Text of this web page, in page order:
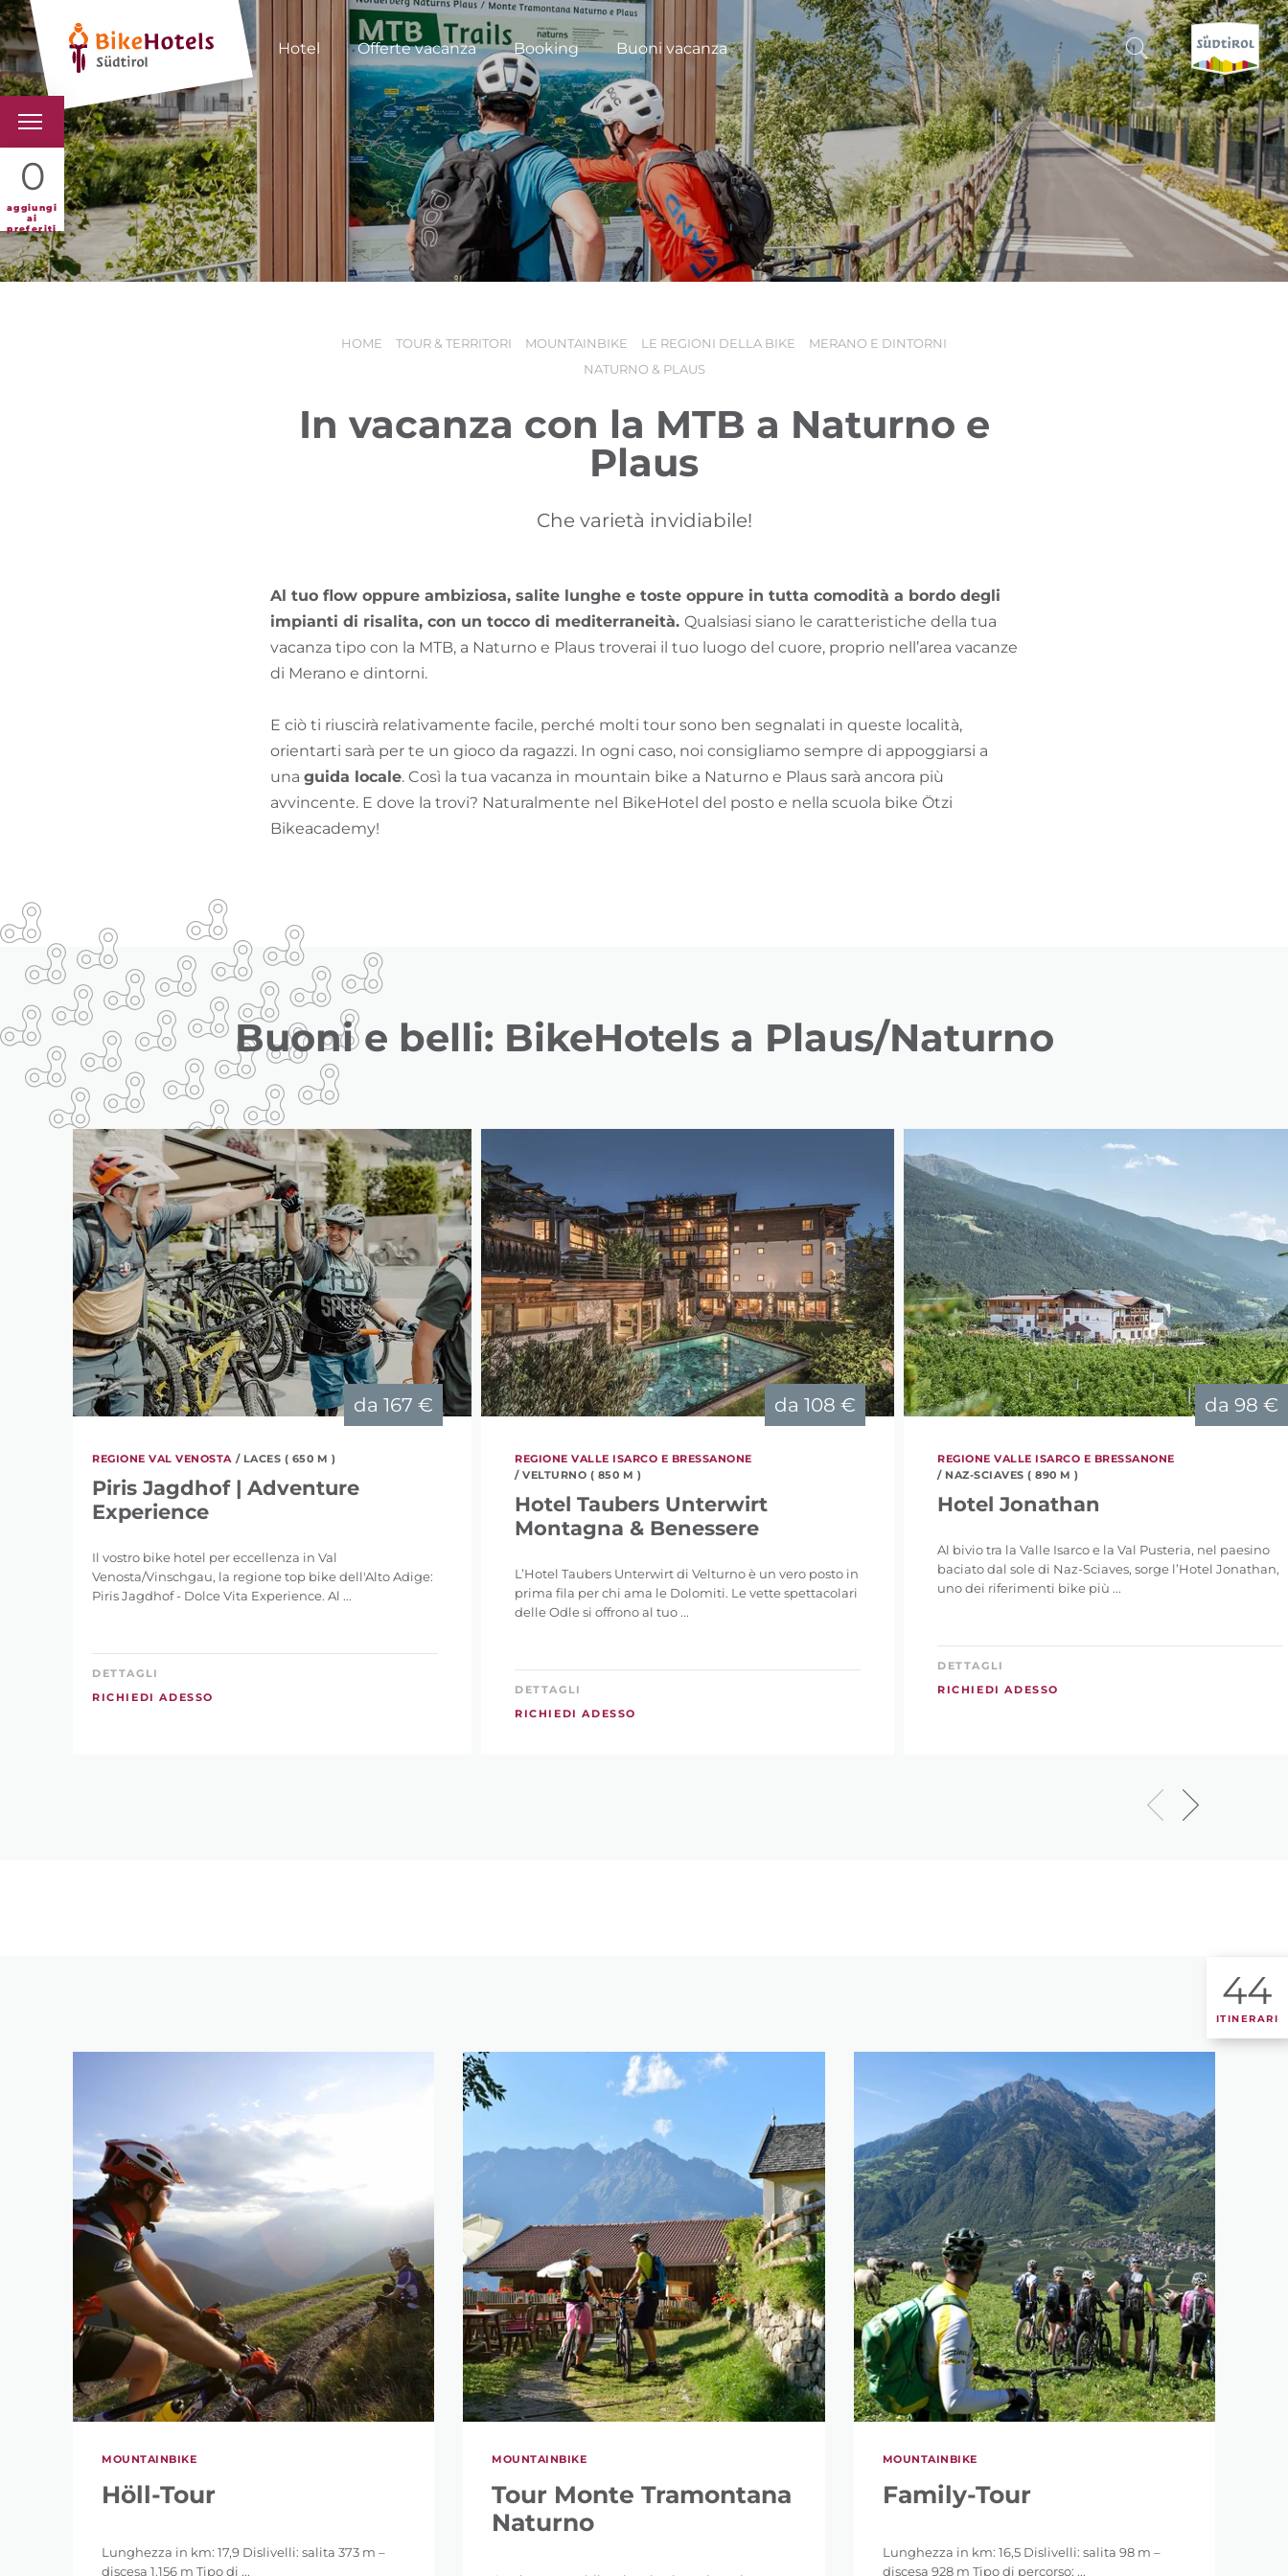
Hotel Offerte vacanza Booking Buoni vacanza
0
aggiungi
ai
preferiti
BIKEHOTELS
HOTELS & PACCHETTI
TOUR & TERRITORI
CERCA E PRENOTA
SCOPRI L'ALTO ADIGE
QUANDO?
HOME TOUR & TERRITORI MOUNTAINBIKE LE REGIONI DELLA BIKE
MERANO E DINTORNI
NATURNO & PLAUS
In vacanza con la MTB a Naturno e
Plaus
Che varietà invidiabile!
Al tuo flow oppure ambiziosa, salite lunghe e toste oppure in tutta comodità a bordo degli
impianti di risalita, con un tocco di mediterraneità. Qualsiasi siano le caratteristiche della tua
vacanza tipo con la MTB, a Naturno e Plaus troverai il tuo luogo del cuore, proprio nell’area vacanze
di Merano e dintorni.
E ciò ti riuscirà relativamente facile, perché molti tour sono ben segnalati in queste località,
orientarti sarà per te un gioco da ragazzi. In ogni caso, noi consigliamo sempre di appoggiarsi a
una guida locale. Così la tua vacanza in mountain bike a Naturno e Plaus sarà ancora più
avvincente. E dove la trovi? Naturalmente nel BikeHotel del posto e nella scuola bike Ötzi
Bikeacademy!
Buoni e belli: BikeHotels a Plaus/Naturno
da 167 €
REGIONE VAL VENOSTA / LACES ( 650 M )
Piris Jagdhof | Adventure
Experience
Il vostro bike hotel per eccellenza in Val
Venosta/Vinschgau, la regione top bike dell'Alto Adige:
Piris Jagdhof - Dolce Vita Experience. Al ...
DETTAGLI
RICHIEDI ADESSO
da 108 €
REGIONE VALLE ISARCO E BRESSANONE
/ VELTURNO ( 850 M )
Hotel Taubers Unterwirt
Montagna & Benessere
L’Hotel Taubers Unterwirt di Velturno è un vero posto in
prima fila per chi ama le Dolomiti. Le vette spettacolari
delle Odle si offrono al tuo ...
DETTAGLI
RICHIEDI ADESSO
da 98 €
REGIONE VALLE ISARCO E BRESSANONE
/ NAZ-SCIAVES ( 890 M )
Hotel Jonathan
Al bivio tra la Valle Isarco e la Val Pusteria, nel paesino
baciato dal sole di Naz-Sciaves, sorge l’Hotel Jonathan,
uno dei riferimenti bike più ...
DETTAGLI
RICHIEDI ADESSO
44
ITINERARI
MOUNTAINBIKE
Höll-Tour
Lunghezza in km: 17,9 Dislivelli: salita 373 m –
discesa 1.156 m Tipo di ...
MOUNTAINBIKE
Tour Monte Tramontana
Naturno
MOUNTAINBIKE
Family-Tour
Lunghezza in km: 16,5 Dislivelli: salita 98 m –
discesa 928 m Tipo di percorso: ...